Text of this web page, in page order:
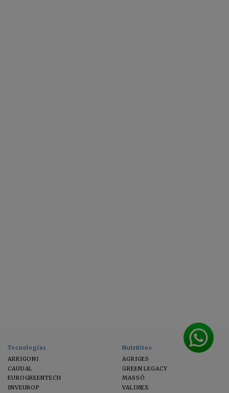
Tecnologías
ARRIGONI
CAUDAL
EUROGREENTECH
INVEUROP
Nutrifitos
AGRIGES
GREEN LEGACY
MASSÓ
VALIMEX